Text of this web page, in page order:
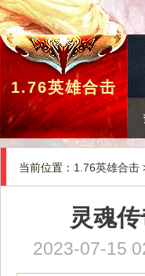
1.76英雄合击
当前位置： 1.76英雄合击
灵魂
2023-07-15